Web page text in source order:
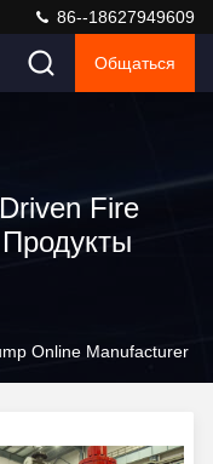
86--18627949609
Общаться
Fire
Online Manufacturer